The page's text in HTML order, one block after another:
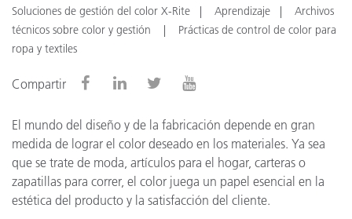
Soluciones de gestión del color X-Rite Aprendizaje
Archivos
técnicos sobre color y gestión
Prácticas de control de color para
ropa y textiles
Compartir
El mundo del diseño y de la fabricación depende en gran
medida de lograr el color deseado en los materiales. Ya sea
que se trate de moda, artículos para el hogar, carteras o
zapatillas para correr, el color juega un papel esencial en la
estética del producto y la satisfacción del cliente.